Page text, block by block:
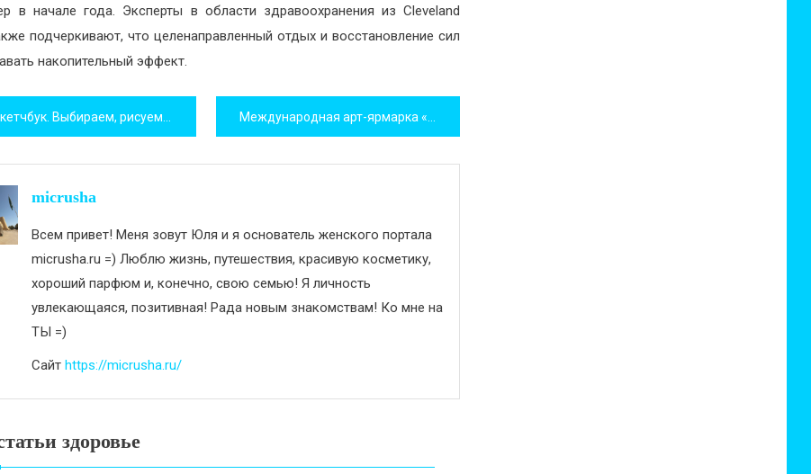
в начале года. Эксперты в области здравоохранения из Cleveland
подчеркивают, что целенаправленный отдых и восстановление сил
накопительный эффект.
Выбираем, рисуем, наслаждаемся! Международная арт-ярмарка «Куклы и мишки Тедди – Moscow Fair» на Тишинке 3-5 апреля
micrusha
Всем привет! Меня зовут Юля и я основатель женского портала
micrusha.ru =) Люблю жизнь, путешествия, красивую косметику,
хороший парфюм и, конечно, свою семью! Я личность
увлекающаяся, позитивная! Рада новым знакомствам! Ко мне на
ТЫ =)
Сайт https://micrusha.ru/
здоровье